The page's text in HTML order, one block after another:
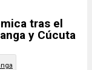
tras el
y Cúcuta